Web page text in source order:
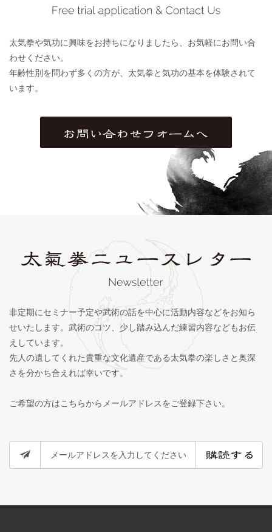
太気拳や気功に興味をお持ちになりましたら、お気軽にお問い合
わせください。
年齢性別を問わず多くの方が、太気拳と気功の基本を体験されて
います。
非定期にセミナー予定や武術の話を中心に活動内容などをお知ら
せいたします。武術のコツ、少し踏み込んだ練習内容などもお伝
えしています。
先人の遺してくれた貴重な文化遺産である太気拳の楽しさと奥深
さを分かち合えれば幸いです。
ご希望の方はこちらからメールアドレスをご登録下さい。